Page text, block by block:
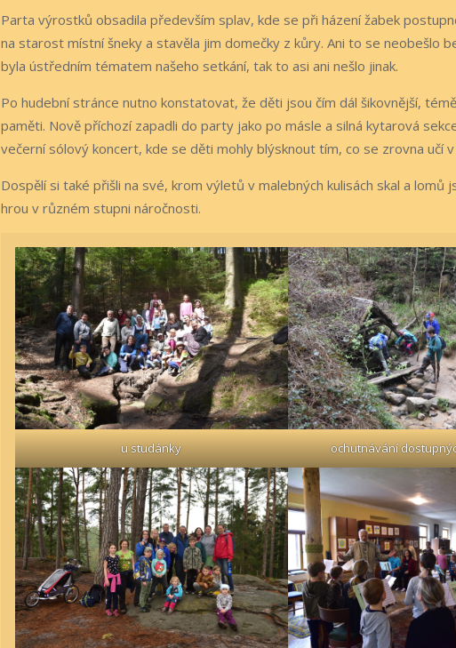
Parta výrostků obsadila především splav, kde se při házení žabek
na starost místní šneky a stavěla jim domečky z kůry. Ani to se neobešlo
byla ústředním tématem našeho setkání, tak to asi ani nešlo jinak.
Po hudební stránce nutno konstatovat, že děti jsou čím dál šikovnější,
paměti. Nově příchozí zapadli do party jako po másle a silná kytarová
večerní sólový koncert, kde se děti mohly blýsknout tím, co se zrovna učí v
Dospělí si také přišli na své, krom výletů v malebných kulisách skal a
hrou v různém stupni náročnosti.
u studánky ochutnávání